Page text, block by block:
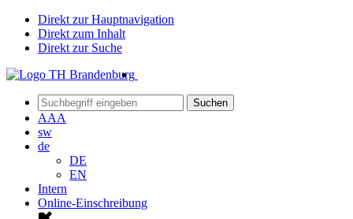
Direkt zur Hauptnavigation
Direkt zum Inhalt
Direkt zur Suche
Suchen
AAA
sw
de
DE
EN
Intern
Online-Einschreibung